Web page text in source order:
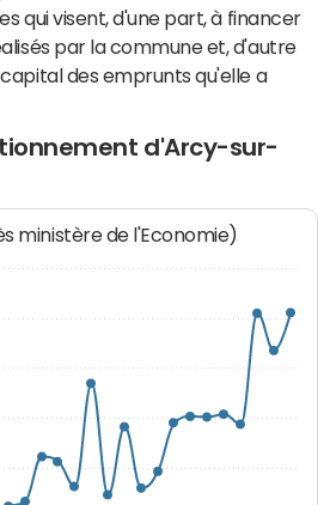
qui visent, d'une part, à financer
par la commune et, d'autre
des emprunts qu'elle a
d'Arcy-sur-
ministère de l'Economie)